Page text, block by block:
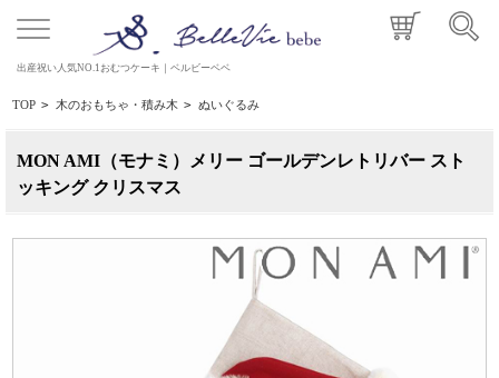
出産祝い人気NO.1おむつケーキ｜ベルビーベベ
TOP > 木のおもちゃ・積み木 > ぬいぐるみ
MON AMI（モナミ）メリー ゴールデンレトリバー スト
ッキング クリスマス